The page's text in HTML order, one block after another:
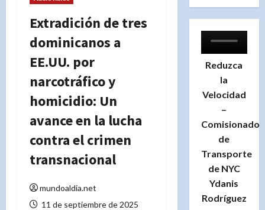
Extradición de tres
dominicanos a
EE.UU. por
narcotráfico y
homicidio: Un
avance en la lucha
contra el crimen
transnacional
mundoaldia.net
11 de septiembre de 2025
Reduzca
la
Velocidad
–
Comisionado
de
Transporte
de NYC
Ydanis
Rodríguez